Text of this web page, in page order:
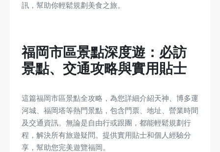
訊，幫助你輕鬆規劃美食之旅。
福岡市區景點深度遊：必訪
景點、交通攻略與實用貼士
這篇福岡市區景點全攻略，為您詳細介紹天神、博多運
河城、福岡塔等熱門景點，包含門票、地址、營業時間
及交通資訊。無論是自由行或跟團，都能輕鬆規劃行
程，解決所有旅遊疑問。提供實用貼士和個人經驗分
享，幫助您完美遊覽福岡。